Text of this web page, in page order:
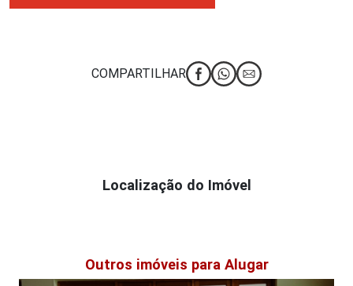
COMPARTILHAR
Localização do Imóvel
Outros imóveis para Alugar